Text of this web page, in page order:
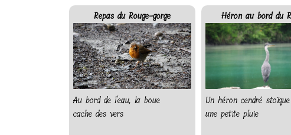
Repas du Rouge-gorge
Au bord de l'eau, la boue
cache des vers
Héron au bord du
Un héron cendré
une petite pluie